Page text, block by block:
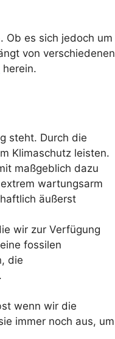
Ob es sich jedoch um
von verschiedenen
herein.
steht. Durch die
Klimaschutz leisten.
maßgeblich dazu
wartungsarm
äußerst
wir zur Verfügung
fossilen
die
wenn wir die
immer noch aus, um